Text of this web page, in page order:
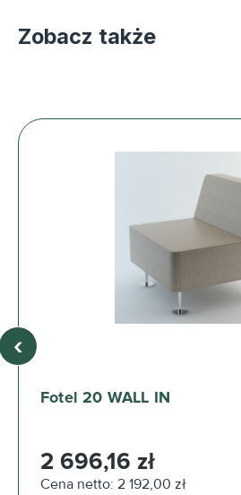
Zobacz także
Fotel 20 WALL IN
Cena regularna:
2 696,16 zł
Cena netto: 2 192,00 zł
‹